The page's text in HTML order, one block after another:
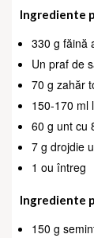
Ingrediente
330 g făină
Un praf de
70 g zahăr
150-170 ml
60 g unt cu
7 g drojdie
1 ou întreg
Ingrediente
150 g